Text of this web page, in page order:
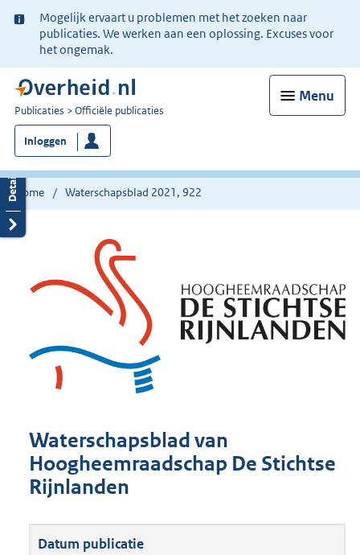
Ter
informatie:
Mogelijk ervaart u problemen met het zoeken naar
publicaties. We werken aan een oplossing. Excuses voor
het ongemak.
Menu
U
bent
nu
hier:
Publicaties Officiële publicaties
Inloggen
Home Waterschapsblad 2021, 922
Waterschapsblad van
Hoogheemraadschap De Stichtse
Rijnlanden